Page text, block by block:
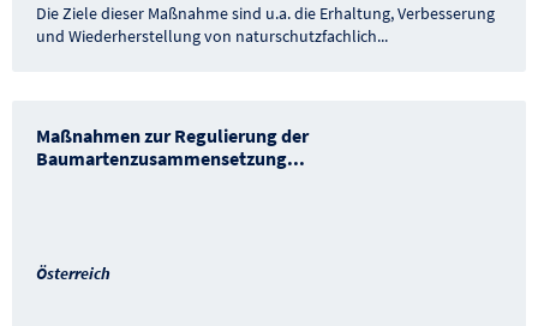
Die Ziele dieser Maßnahme sind u.a. die Erhaltung, Verbesserung
und Wiederherstellung von naturschutzfachlich...
Maßnahmen zur Regulierung der
Baumartenzusammensetzung...
Österreich